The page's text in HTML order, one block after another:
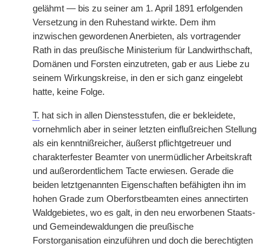
gelähmt — bis zu seiner am 1. April 1891 erfolgenden
Versetzung in den Ruhestand wirkte. Dem ihm
inzwischen gewordenen Anerbieten, als vortragender
Rath in das preußische Ministerium für Landwirthschaft,
Domänen und Forsten einzutreten, gab er aus Liebe zu
seinem Wirkungskreise, in den er sich ganz eingelebt
hatte, keine Folge.
T. hat sich in allen Dienstesstufen, die er bekleidete,
vornehmlich aber in seiner letzten einflußreichen Stellung
als ein kenntnißreicher, äußerst pflichtgetreuer und
charakterfester Beamter von unermüdlicher Arbeitskraft
und außerordentlichem Tacte erwiesen. Gerade die
beiden letztgenannten Eigenschaften befähigten ihn im
hohen Grade zum Oberforstbeamten eines annectirten
Waldgebietes, wo es galt, in den neu erworbenen Staats-
und Gemeindewaldungen die preußische
Forstorganisation einzuführen und doch die berechtigten